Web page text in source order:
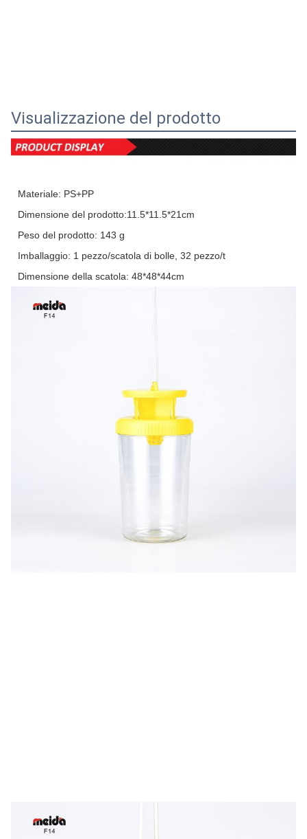
Visualizzazione del prodotto
Materiale: PS+PP
Dimensione del prodotto:11.5*11.5*21cm
Peso del prodotto: 143 g
Imballaggio: 1 pezzo/scatola di bolle, 32 pezzo/t
Dimensione della scatola: 48*48*44cm